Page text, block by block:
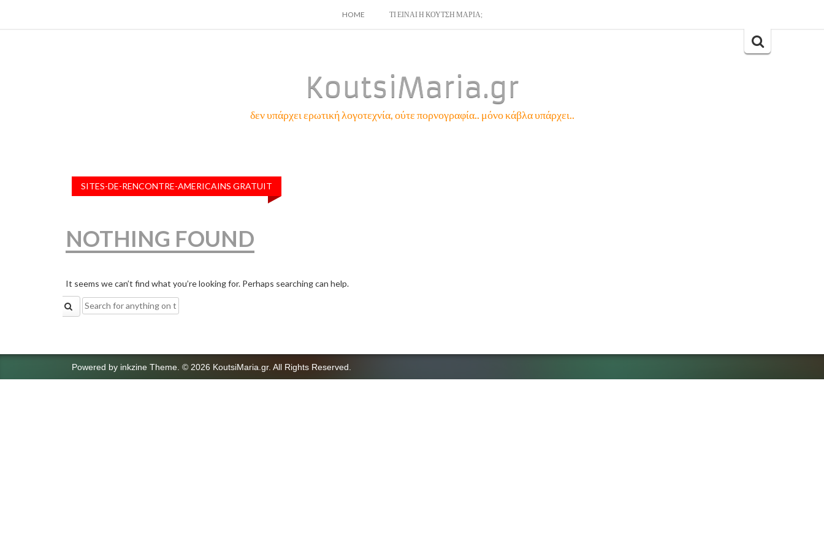
SKIP
HOME ΤΙ ΕΙΝΑΙ Η ΚΟΥΤΣΗ ΜΑΡΙΑ;
Search
KoutsiMaria.gr
δεν υπάρχει ερωτική λογοτεχνία, ούτε πορνογραφία.. μόνο κάβλα υπάρχει..
SITES-DE-RENCONTRE-AMERICAINS GRATUIT
NOTHING FOUND
It seems we can’t find what you’re looking for. Perhaps searching can help.
Search
for:
Powered by inkzine Theme © 2026 KoutsiMaria.gr. All Rights Reserved.